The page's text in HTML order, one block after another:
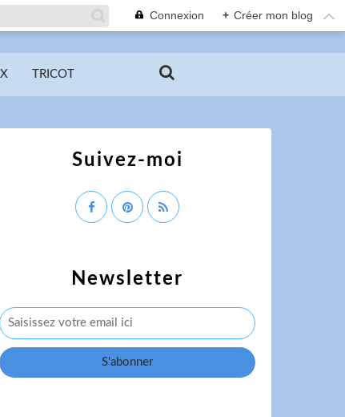
Connexion + Créer mon blog
TRICOT
Newsletter
Suivez-moi